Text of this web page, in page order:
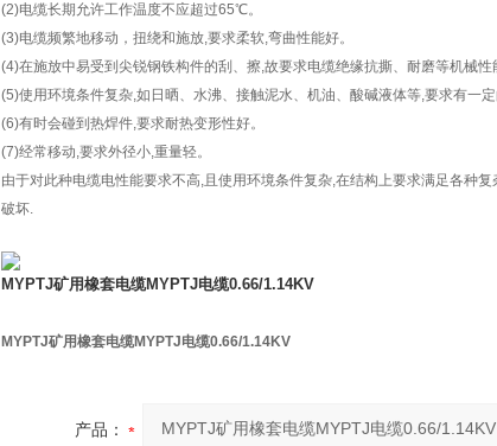
(2)电缆长期允许工作温度不应超过65℃。
(3)电缆频繁地移动，扭绕和施放,要求柔软,弯曲性能好。
(4)在施放中易受到尖锐钢铁构件的刮、擦,故要求电缆绝缘抗撕、耐磨等机械性
(5)使用环境条件复杂,如日晒、水沸、接触泥水、机油、酸碱液体等,要求有一
(6)有时会碰到热焊件,要求耐热变形性好。
(7)经常移动,要求外径小,重量轻。
由于对此种电缆电性能要求不高,且使用环境条件复杂,在结构上要求满足各种
破坏.
MYPTJ矿用橡套电缆MYPTJ电缆0.66/1.14KV
MYPTJ矿用橡套电缆MYPTJ电缆0.66/1.14KV
产品：